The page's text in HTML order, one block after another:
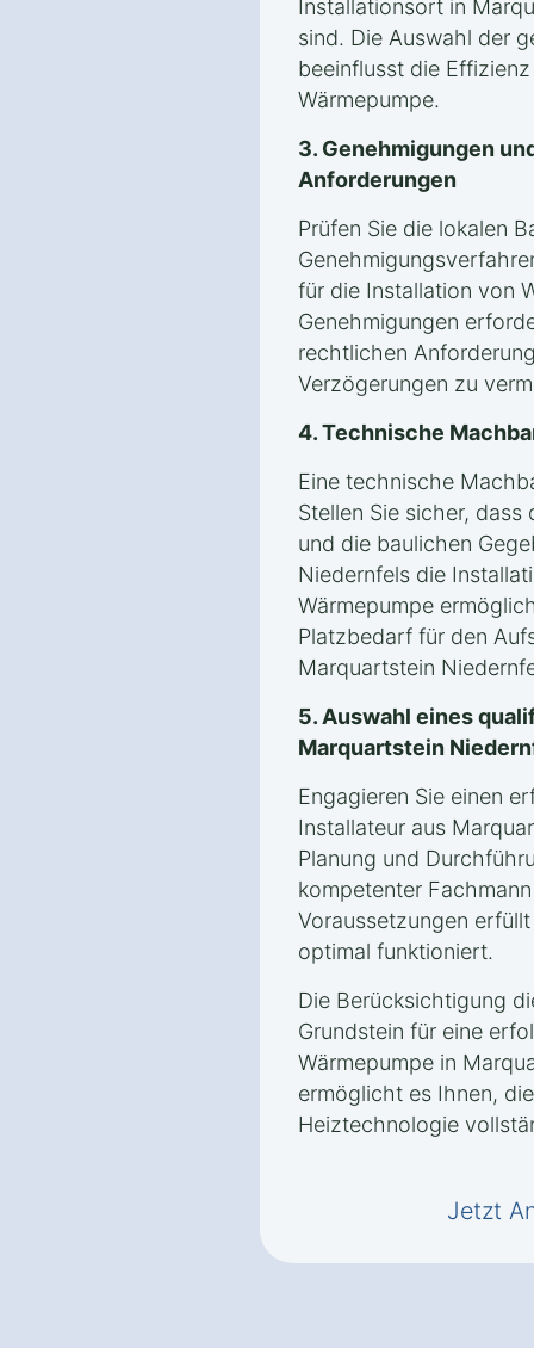
Installationsort in
sind. Die Auswahl der
beeinflusst die
Wärmepumpe.
3. Genehmigungen
Anforderungen
Prüfen Sie die lokalen
für die Installation von
Genehmigungen
rechtlichen
Verzögerungen zu
4. Technische
Eine technische
Stellen Sie sicher,
und die baulichen
Niedernfels die
Wärmepumpe
Platzbedarf für den
Marquartstein
5. Auswahl eines
Marquartstein
Engagieren Sie einen
Installateur aus
Planung und
kompetenter
Voraussetzungen
optimal funktioniert.
Die Berücksichtigung
Grundstein für eine
Wärmepumpe in
ermöglicht es Ihnen,
Heiztechnologie
Jetzt